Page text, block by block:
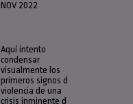
NOV 2022
Aquí intento
condensar
visualmente los
primeros signos de
violencia de una
crisis inminente de